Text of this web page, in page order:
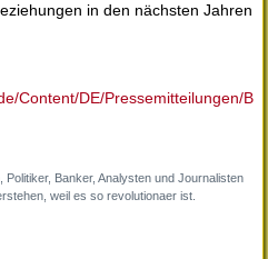
in den nächsten Jahren
Content/DE/Pressemitteilungen/B
Banker, Analysten und Journalisten
weil es so revolutionaer ist.